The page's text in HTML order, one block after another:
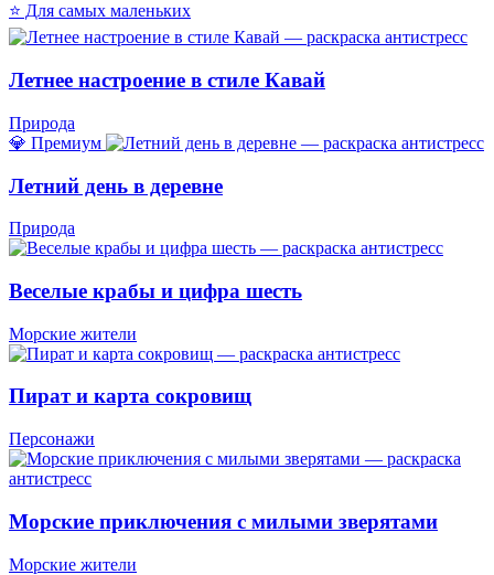
⭐ Для самых маленьких
Летнее настроение в стиле Кавай
Природа
💎 Премиум
Летний день в деревне
Природа
Веселые крабы и цифра шесть
Морские жители
Пират и карта сокровищ
Персонажи
Морские приключения с милыми зверятами
Морские жители